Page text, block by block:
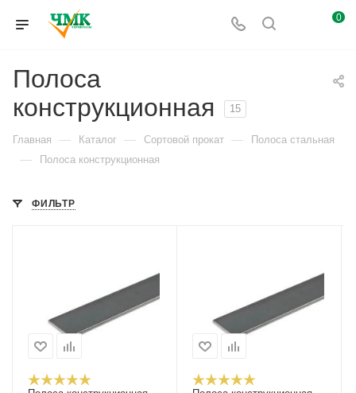
0
Полоса
конструкционная
15
Главная — Каталог — Сортовой прокат — Полоса стальная
— Полоса конструкционная
ФИЛЬТР